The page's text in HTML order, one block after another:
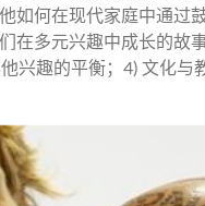
如何在现代家庭中通过
在多元兴趣中成长的故
兴趣的平衡；4) 文化与